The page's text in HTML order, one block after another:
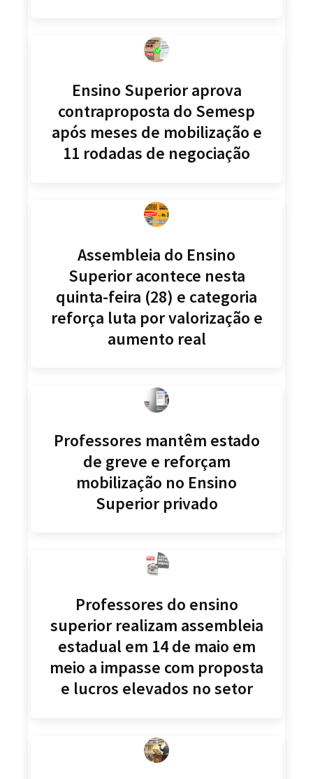
Ensino Superior aprova
contraproposta do Semesp
após meses de mobilização e
11 rodadas de negociação
Assembleia do Ensino
Superior acontece nesta
quinta-feira (28) e categoria
reforça luta por valorização e
aumento real
Professores mantêm estado
de greve e reforçam
mobilização no Ensino
Superior privado
Professores do ensino
superior realizam assembleia
estadual em 14 de maio em
meio a impasse com proposta
e lucros elevados no setor